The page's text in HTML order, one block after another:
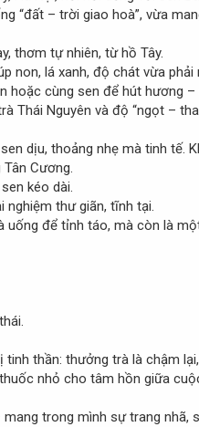
“đất – trời giao hoà”, vừa
thơm tự nhiên, từ hồ Tây.
non, lá xanh, độ chát vừa phải
cùng sen để hút hương –
Thái Nguyên và độ “ngọt –
dịu, thoảng nhẹ mà tinh tế.
Cương.
kéo dài.
nghiệm thư giãn, tĩnh tại.
để tỉnh táo, mà còn là
thần: thưởng trà là chậm
nhỏ cho tâm hồn giữa
trong mình sự trang